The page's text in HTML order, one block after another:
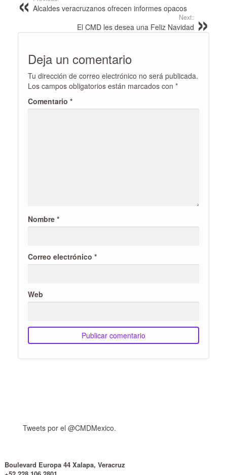
Alcaldes veracruzanos ofrecen informes opacos
Next:
El CMD les desea una Feliz Navidad
Deja un comentario
Tu dirección de correo electrónico no será publicada.
Los campos obligatorios están marcados con *
Comentario *
Nombre *
Correo electrónico *
Web
Tweets por el @CMDMexico.
Boulevard Europa 44 Xalapa, Veracruz